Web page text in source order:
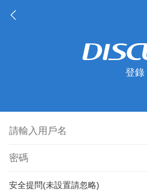
登錄
安全提問(未設置請忽略)